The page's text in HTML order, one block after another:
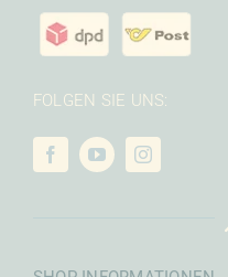
FOLGEN SIE UNS: